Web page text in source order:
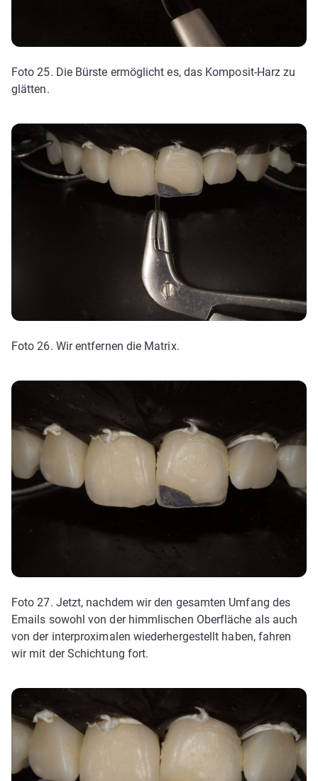
Foto 25. Die Bürste ermöglicht es, das Komposit-Harz zu
glätten.
Foto 26. Wir entfernen die Matrix.
Foto 27. Jetzt, nachdem wir den gesamten Umfang des
Emails sowohl von der himmlischen Oberfläche als auch
von der interproximalen wiederhergestellt haben, fahren
wir mit der Schichtung fort.